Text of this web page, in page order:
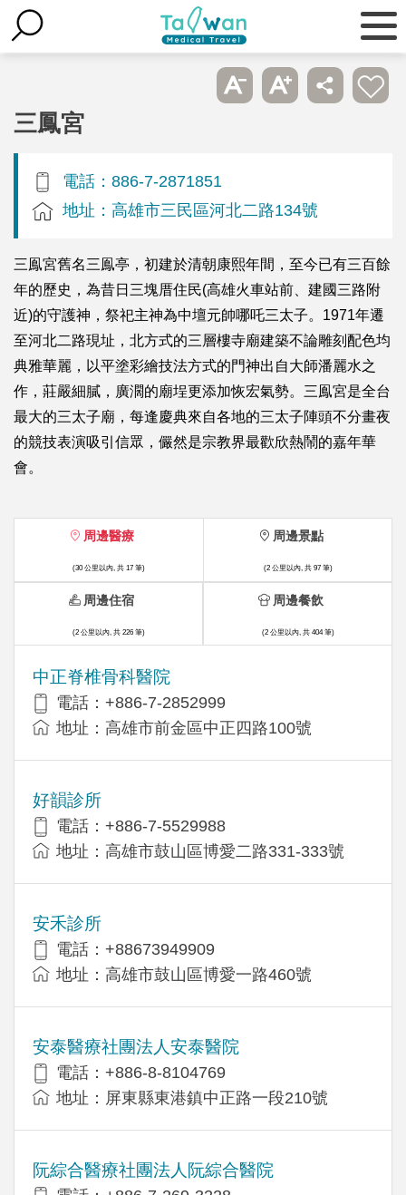
三鳳宮
電話：886-7-2871851
地址：高雄市三民區河北二路134號
三鳯宮舊名三鳯亭，初建於清朝康熙年間，至今已有三百餘
年的歷史，為昔日三塊厝住民(高雄火車站前、建國三路附
近)的守護神，祭祀主神為中壇元帥哪吒三太子。1971年遷
至河北二路現址，北方式的三層樓寺廟建築不論雕刻配色均
典雅華麗，以平塗彩繪技法方式的門神出自大師潘麗水之
作，莊嚴細膩，廣濶的廟埕更添加恢宏氣勢。三鳯宮是全台
最大的三太子廟，每逢慶典來自各地的三太子陣頭不分畫夜
的競技表演吸引信眾，儼然是宗教界最歡欣熱鬧的嘉年華
會。
周邊醫療
(30 公里以內, 共 17 筆)
中正脊椎骨科醫院
電話：+886-7-2852999
地址：高雄市前金區中正四路100號
好韻診所
電話：+886-7-5529988
地址：高雄市鼓山區博愛二路331-333號
安禾診所
電話：+88673949909
地址：高雄市鼓山區博愛一路460號
安泰醫療社團法人安泰醫院
電話：+886-8-8104769
地址：屏東縣東港鎮中正路一段210號
阮綜合醫療社團法人阮綜合醫院
周邊景點
(2 公里以內, 共 97 筆)
周邊住宿
(2 公里以內, 共 226 筆)
周邊餐飲
(2 公里以內, 共 404 筆)